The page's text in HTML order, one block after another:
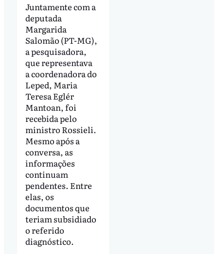
Juntamente com a
deputada
Margarida
Salomão (PT-MG),
a pesquisadora,
que representava
a coordenadora do
Leped, Maria
Teresa Eglér
Mantoan, foi
recebida pelo
ministro Rossieli.
Mesmo após a
conversa, as
informações
continuam
pendentes. Entre
elas, os
documentos que
teriam subsidiado
o referido
diagnóstico.